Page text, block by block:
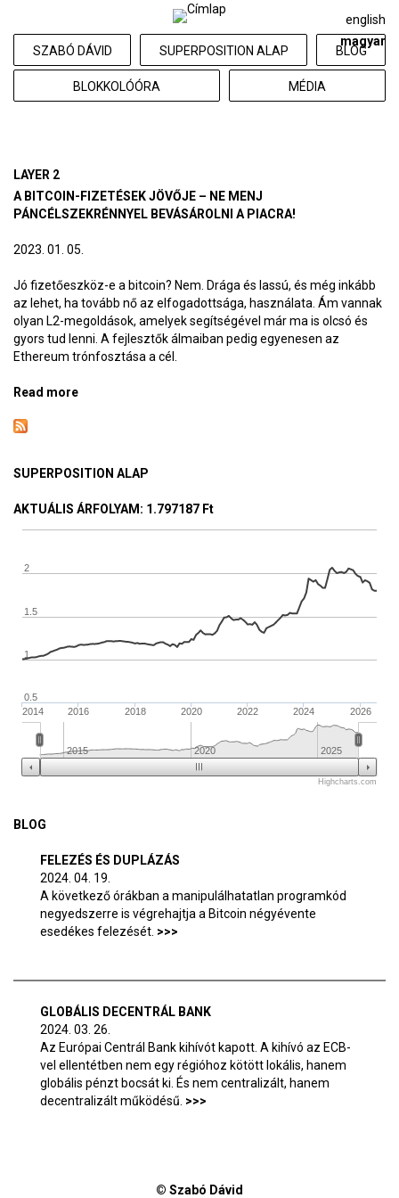
SZABÓ DÁVID SUPERPOSITION ALAP BLOG
BLOKKOLÓÓRA MÉDIA
english
magyar
LAYER 2
A BITCOIN-FIZETÉSEK JÖVŐJE – NE MENJ
PÁNCÉLSZEKRÉNNYEL BEVÁSÁROLNI A PIACRA!
2023. 01. 05.
Jó fizetőeszköz-e a bitcoin? Nem. Drága és lassú, és még inkább
az lehet, ha tovább nő az elfogadottsága, használata. Ám vannak
olyan L2-megoldások, amelyek segítségével már ma is olcsó és
gyors tud lenni. A fejlesztők álmaiban pedig egyenesen az
Ethereum trónfosztása a cél.
Read more
SUPERPOSITION ALAP
AKTUÁLIS ÁRFOLYAM : 1.797187 Ft
2016 2018 2020 2022 2024 2026
2014
2015 2020 2025
1
1.5
2
0.5
Highcharts.com
BLOG
FELEZÉS ÉS DUPLÁZÁS
2024. 04. 19.
A következő órákban a manipulálhatatlan programkód
negyedszerre is végrehajtja a Bitcoin négyévente
esedékes felezését.
GLOBÁLIS DECENTRÁL BANK
2024. 03. 26.
Az Európai Centrál Bank kihívót kapott. A kihívó az ECB-
vel ellentétben nem egy régióhoz kötött lokális, hanem
globális pénzt bocsát ki. És nem centralizált, hanem
decentralizált működésű.
© Szabó Dávid